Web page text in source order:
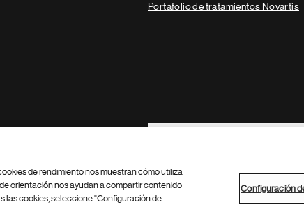
Portafolio de tratamientos Novartis
Footer Site Search
de rendimiento nos muestran cómo utiliza
orientación nos ayudan a compartir contenido
las cookies, seleccione "Configuración de
Configuración